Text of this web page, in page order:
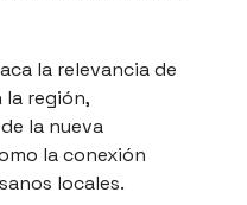
la relevancia de
la región,
la nueva
la conexión
locales.